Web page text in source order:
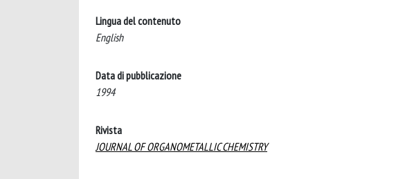
Lingua del contenuto
English
Data di pubblicazione
1994
Rivista
JOURNAL OF ORGANOMETALLIC CHEMISTRY